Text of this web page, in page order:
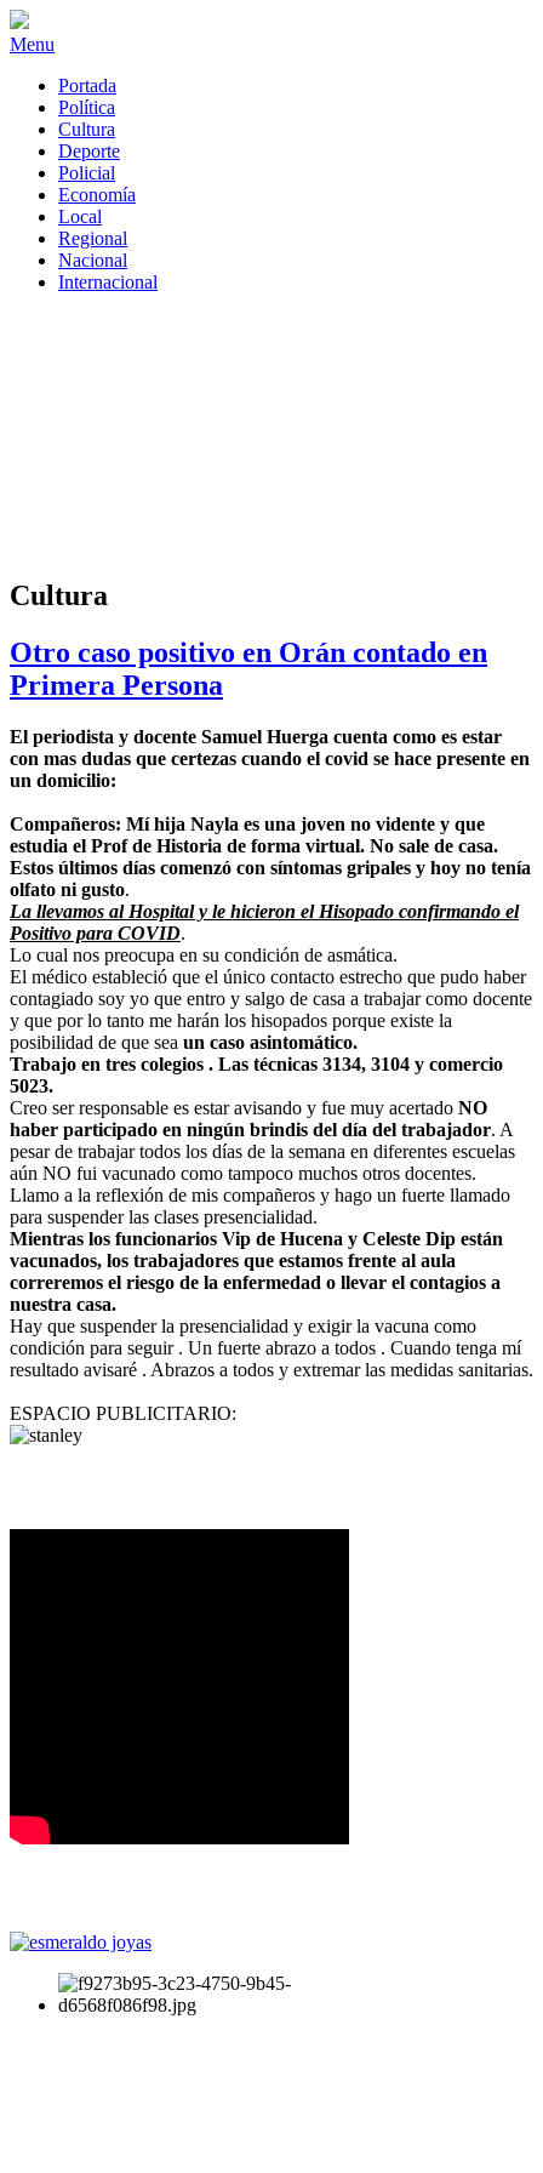
Menu
Portada
Política
Cultura
Deporte
Policial
Economía
Local
Regional
Nacional
Internacional
Cultura
Otro caso positivo en Orán contado en
Primera Persona
El periodista y docente Samuel Huerga cuenta como es estar
con mas dudas que certezas cuando el covid se hace presente en
un domicilio:
Compañeros: Mí hija Nayla es una joven no vidente y que
estudia el Prof de Historia de forma virtual. No sale de casa.
Estos últimos días comenzó con síntomas gripales y hoy no tenía
olfato ni gusto.
La llevamos al Hospital y le hicieron el Hisopado confirmando el
Positivo para COVID.
Lo cual nos preocupa en su condición de asmática.
El médico estableció que el único contacto estrecho que pudo haber
contagiado soy yo que entro y salgo de casa a trabajar como docente
y que por lo tanto me harán los hisopados porque existe la
posibilidad de que sea un caso asintomático.
Trabajo en tres colegios . Las técnicas 3134, 3104 y comercio
5023.
Creo ser responsable es estar avisando y fue muy acertado NO
haber participado en ningún brindis del día del trabajador. A
pesar de trabajar todos los días de la semana en diferentes escuelas
aún NO fui vacunado como tampoco muchos otros docentes.
Llamo a la reflexión de mis compañeros y hago un fuerte llamado
para suspender las clases presencialidad.
Mientras los funcionarios Vip de Hucena y Celeste Dip están
vacunados, los trabajadores que estamos frente al aula
correremos el riesgo de la enfermedad o llevar el contagios a
nuestra casa.
Hay que suspender la presencialidad y exigir la vacuna como
condición para seguir . Un fuerte abrazo a todos . Cuando tenga mí
resultado avisaré . Abrazos a todos y extremar las medidas sanitarias.
ESPACIO PUBLICITARIO: